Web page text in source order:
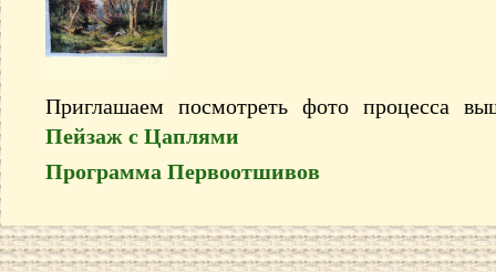
Приглашаем посмотреть фото процесса
Пейзаж с Цаплями
Программа Первоотшивов